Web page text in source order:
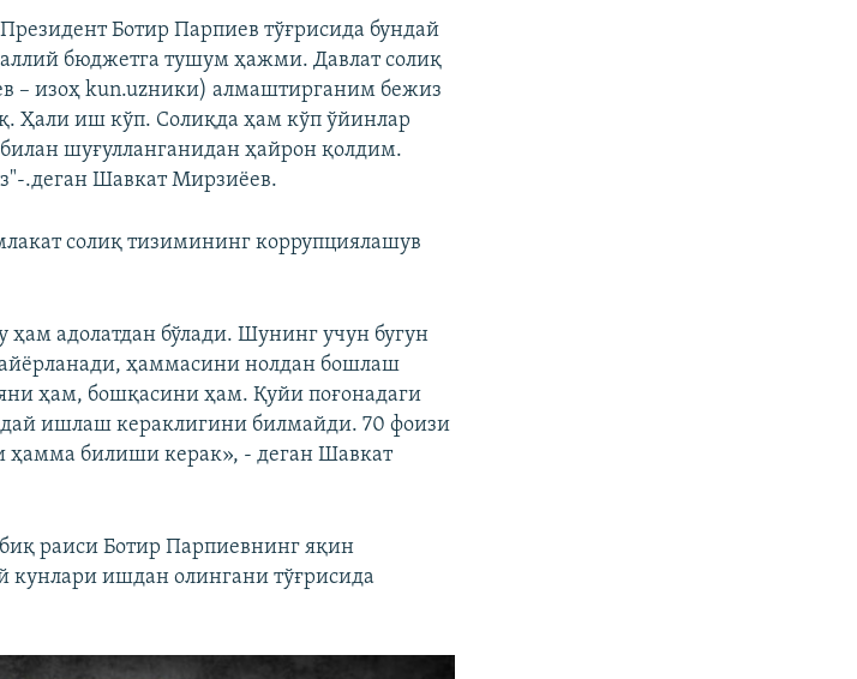
Ботир Парпиев тўғрисида бундай
бюджетга тушум ҳажми. Давлат солиқ
– изоҳ kun.uzники) алмаштирганим бежиз
Ҳали иш кўп. Солиқда ҳам кўп ўйинлар
шуғулланганидан ҳайрон қолдим.
.деган Шавкат Мирзиёев.
солиқ тизимининг коррупциялашув
ҳам адолатдан бўлади. Шунинг учун бугун
ҳаммасини нолдан бошлаш
ҳам, бошқасини ҳам. Қуйи поғонадаги
ишлаш кераклигини билмайди. 70 фоизи
ҳамма билиши керак», - деган Шавкат
раиси Ботир Парпиевнинг яқин
ишдан олингани тўғрисида